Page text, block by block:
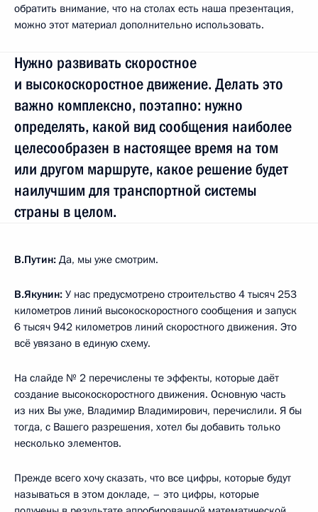
обратить внимание, что на столах есть наша презентация,
можно этот материал дополнительно использовать.
Нужно развивать скоростное
и высокоскоростное движение. Делать это
важно комплексно, поэтапно: нужно
определять, какой вид сообщения наиболее
целесообразен в настоящее время на том
или другом маршруте, какое решение будет
наилучшим для транспортной системы
страны в целом.
В.Путин: Да, мы уже смотрим.
В.Якунин: У нас предусмотрено строительство 4 тысяч 253
километров линий высокоскоростного сообщения и запуск
6 тысяч 942 километров линий скоростного движения. Это
всё увязано в единую схему.
На слайде № 2 перечислены те эффекты, которые даёт
создание высокоскоростного движения. Основную часть
из них Вы уже, Владимир Владимирович, перечислили. Я бы
тогда, с Вашего разрешения, хотел бы добавить только
несколько элементов.
Прежде всего хочу сказать, что все цифры, которые будут
называться в этом докладе, – это цифры, которые